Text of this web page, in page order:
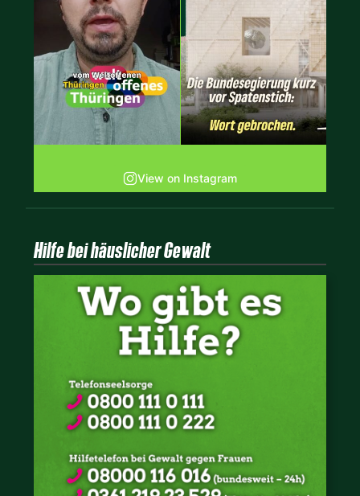
View on Instagram
Hilfe bei häuslicher Gewalt